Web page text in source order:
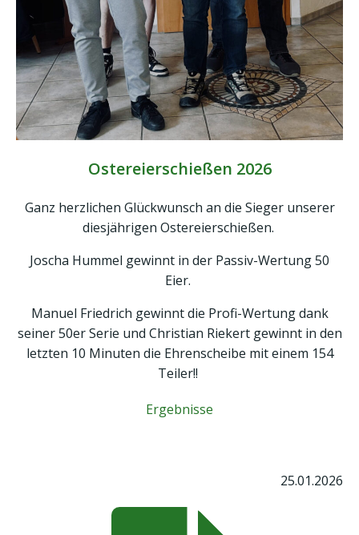
Ostereierschießen 2026
Ganz herzlichen Glückwunsch an die Sieger unserer
diesjährigen Ostereierschießen.
Joscha Hummel gewinnt in der Passiv-Wertung 50
Eier.
Manuel Friedrich gewinnt die Profi-Wertung dank
seiner 50er Serie und Christian Riekert gewinnt in den
letzten 10 Minuten die Ehrenscheibe mit einem 154
Teiler!!
Ergebnisse
25.01.2026